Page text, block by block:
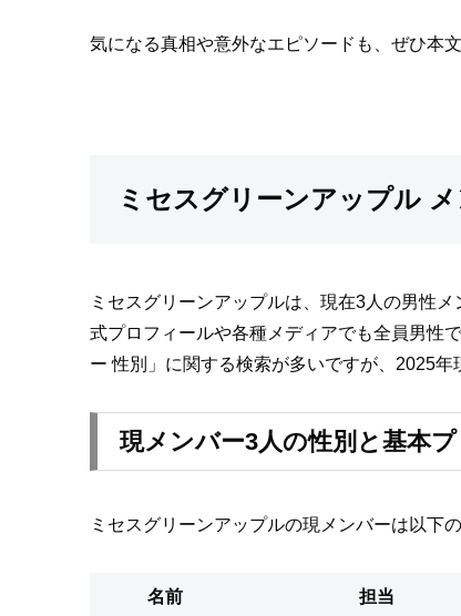
気になる真相や意外なエピソードも、ぜひ本
ミセスグリーンアップル
ミセスグリーンアップルは、現在3人の男性
式プロフィールや各種メディアでも全員男性
ー 性別」に関する検索が多いですが、2025年
現メンバー3人の性別と基本
ミセスグリーンアップルの現メンバーは以下
名前 担当